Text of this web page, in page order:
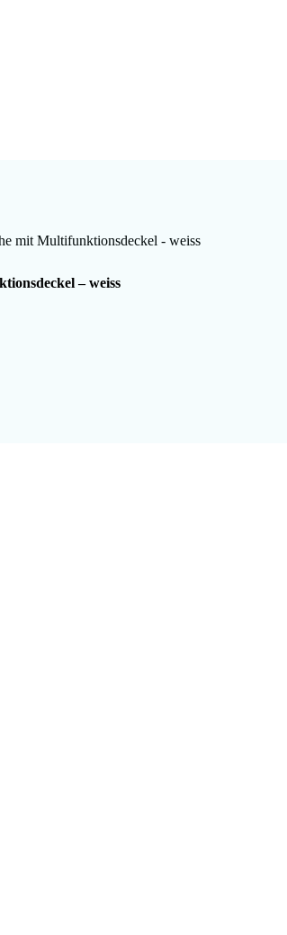
mit Multifunktionsdeckel - weiss
– weiss